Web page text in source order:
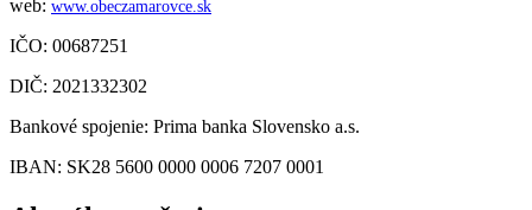
web: www.obeczamarovce.sk
IČO: 00687251
DIČ: 2021332302
Bankové spojenie: Prima banka Slovensko a.s.
IBAN: SK28 5600 0000 0006 7207 0001